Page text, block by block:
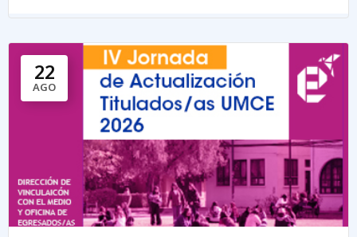
22
AGO